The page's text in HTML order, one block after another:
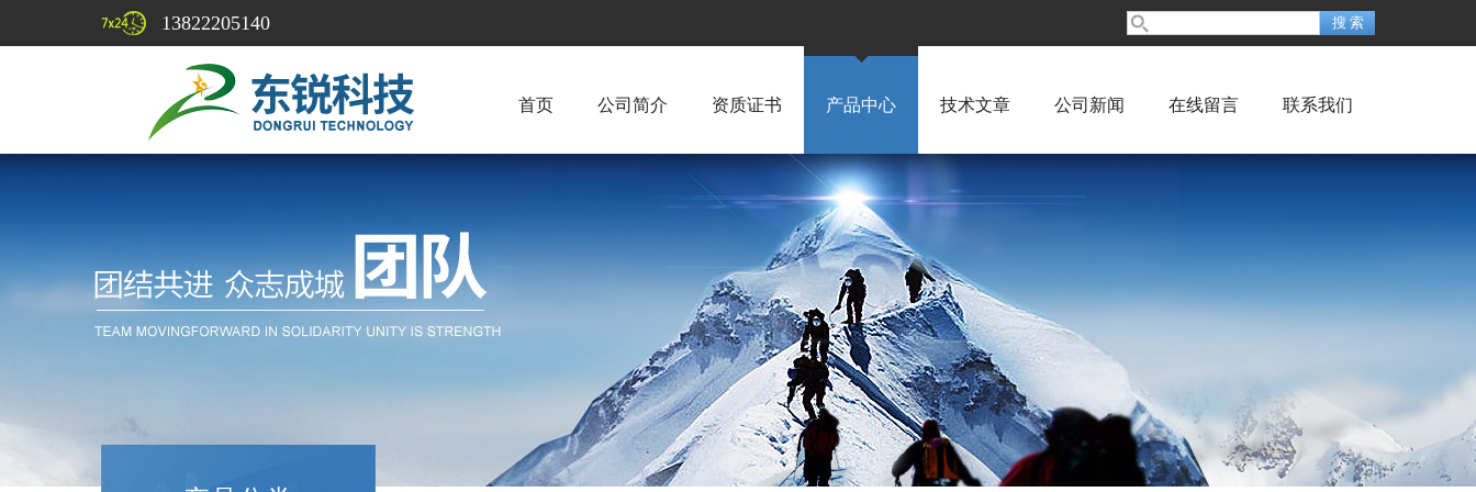
13822205140
首页 公司简介 资质证书 产品中心 技术文章 公司新闻 在线留言 联系我们